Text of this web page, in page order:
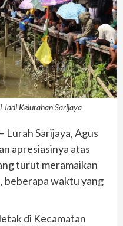
Jadi Kelurahan Sarijaya
– Lurah Sarijaya, Agus
apresiasinya atas
turut meramaikan
beberapa waktu yang
di Kecamatan